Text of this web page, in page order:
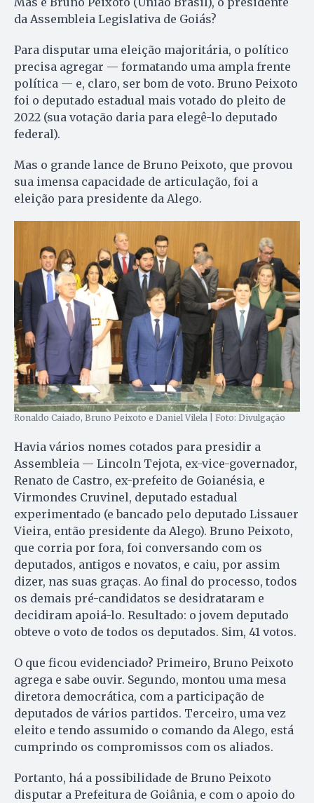
da Assembleia Legislativa de Goiás?
Para disputar uma eleição majoritária, o político
precisa agregar — formatando uma ampla frente
política — e, claro, ser bom de voto. Bruno Peixoto
foi o deputado estadual mais votado do pleito de
2022 (sua votação daria para elegê-lo deputado
federal).
Mas o grande lance de Bruno Peixoto, que provou
sua imensa capacidade de articulação, foi a
eleição para presidente da Alego.
Ronaldo Caiado, Bruno Peixoto e Daniel Vilela | Foto: Divulgação
Havia vários nomes cotados para presidir a
Assembleia — Lincoln Tejota, ex-vice-governador,
Renato de Castro, ex-prefeito de Goianésia, e
Virmondes Cruvinel, deputado estadual
experimentado (e bancado pelo deputado Lissauer
Vieira, então presidente da Alego). Bruno Peixoto,
que corria por fora, foi conversando com os
deputados, antigos e novatos, e caiu, por assim
dizer, nas suas graças. Ao final do processo, todos
os demais pré-candidatos se desidrataram e
decidiram apoiá-lo. Resultado: o jovem deputado
obteve o voto de todos os deputados. Sim, 41 votos.
O que ficou evidenciado? Primeiro, Bruno Peixoto
agrega e sabe ouvir. Segundo, montou uma mesa
diretora democrática, com a participação de
deputados de vários partidos. Terceiro, uma vez
eleito e tendo assumido o comando da Alego, está
cumprindo os compromissos com os aliados.
Portanto, há a possibilidade de Bruno Peixoto
disputar a Prefeitura de Goiânia, e com o apoio do